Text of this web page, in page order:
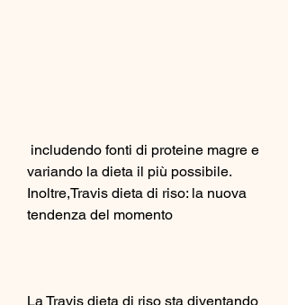
variando la dieta il più possibile.
Inoltre,Travis dieta di riso: la nuova
tendenza del momento
La Travis dieta di riso sta diventando